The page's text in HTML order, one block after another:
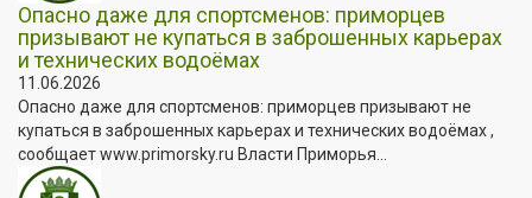
Опасно даже для спортсменов: приморцев
призывают не купаться в заброшенных карьерах
и технических водоёмах
11.06.2026
Опасно даже для спортсменов: приморцев призывают не
купаться в заброшенных карьерах и технических водоёмах ,
сообщает www.primorsky.ru Власти Приморья...